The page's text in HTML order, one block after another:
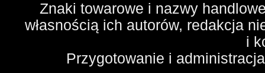
Znaki towarowe i nazwy
własnością ich autorów, redakcja
i
Przygotowanie i